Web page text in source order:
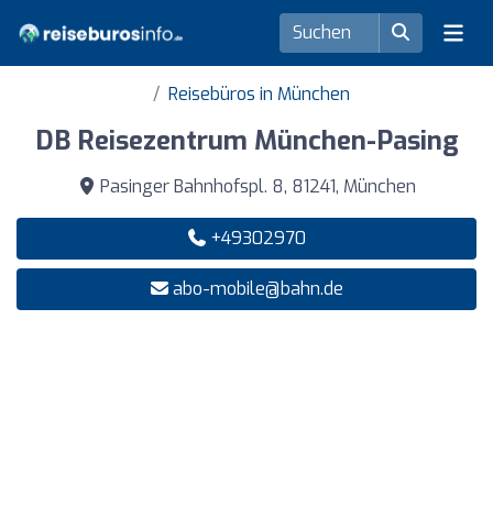
Reisebüros in München
DB Reisezentrum München-Pasing
Pasinger Bahnhofspl. 8, 81241, München
+49302970
abo-mobile@bahn.de